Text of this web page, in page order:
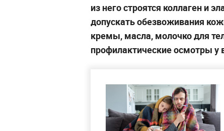
из него строятся коллаген и
допускать обезвоживания
кремы, масла, молочко для
профилактические осмотры у